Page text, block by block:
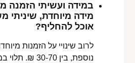
במידה ועשיתי הזמנה
מידה מיוחדת, שיניתי
אוכל להחליף?
לרוב שינויי על הזמנות
נוספת, בין 30-70 ₪. תלוי במקרה,